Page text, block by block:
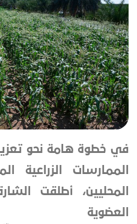
في خطوة هامة نحو
الممارسات الزراعية
المحليين، أطلقت
العضوية